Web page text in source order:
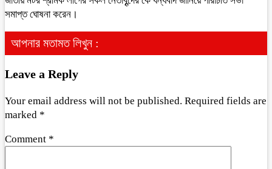
সমাপ্ত ঘোষনা করেন।
আপনার মতামত লিখুন :
Leave a Reply
Your email address will not be published. Required fields are
marked *
Comment *